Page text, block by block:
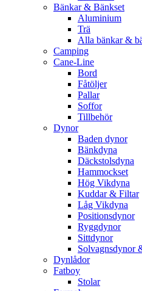
Bänkar & Bänkset
Aluminium
Trä
Alla bänkar &
Camping
Cane-Line
Bord
Fåtöljer
Pallar
Soffor
Tillbehör
Dynor
Baden dynor
Bänkdyna
Däckstolsdyna
Hammockset
Hög Vikdyna
Kuddar & Filtar
Låg Vikdyna
Positionsdynor
Ryggdynor
Sittdynor
Solvagnsdynor
Dynlådor
Fatboy
Stolar